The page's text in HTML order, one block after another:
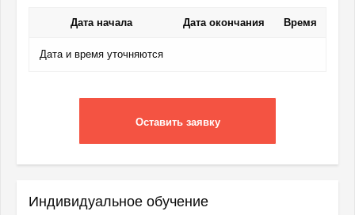
Дата начала Дата окончания Время
Дата и время уточняются
Оставить заявку
Индивидуальное обучение